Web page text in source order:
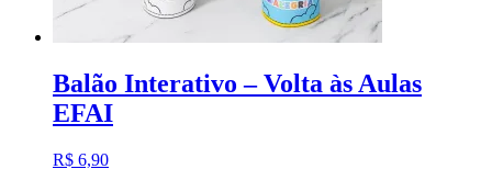
Balão Interativo – Volta às Aulas
EFAI
R$ 6,90